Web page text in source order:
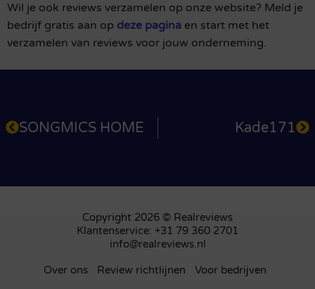
Wil je ook reviews verzamelen op onze website? Meld je
bedrijf gratis aan op deze pagina en start met het
verzamelen van reviews voor jouw onderneming.
SONGMICS HOME Kade171
Copyright 2026 © Realreviews
Klantenservice: +31 79 360 2701
info@realreviews.nl
Over ons Review richtlijnen
Voor bedrijven